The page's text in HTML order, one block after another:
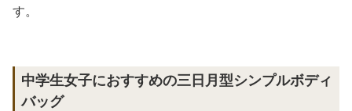
す。
中学生女子におすすめの三日月型シンプルボディ
バッグ